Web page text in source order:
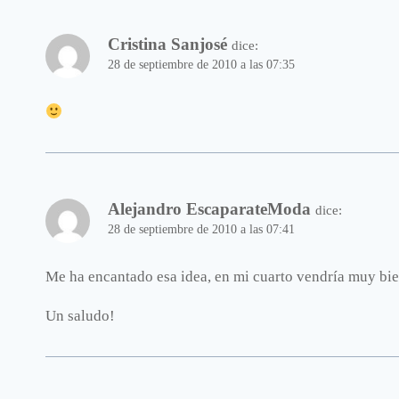
Cristina Sanjosé dice:
28 de septiembre de 2010 a las 07:35
Alejandro EscaparateModa dice:
28 de septiembre de 2010 a las 07:41
Me ha encantado esa idea, en mi cuarto vendría muy
Un saludo!